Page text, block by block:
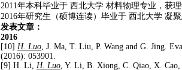
2011年本科毕业于 西北大学 材料物理专业，获理
2016年研究生（硕博连读）毕业于 西北大学 凝
发表文章：
2016
[10] H. Luo , J. Ma, T. Liu, P. Wang and G. Jing.
(2016): 053901.
[9] H. Li, H. Luo , Y. Li, B. Xiong, C. Qiao, X.